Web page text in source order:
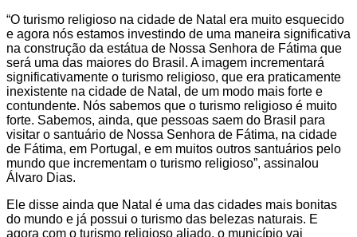
“O turismo religioso na cidade de Natal era muito esquecido
e agora nós estamos investindo de uma maneira significativa
na construção da estátua de Nossa Senhora de Fátima que
será uma das maiores do Brasil. A imagem incrementará
significativamente o turismo religioso, que era praticamente
inexistente na cidade de Natal, de um modo mais forte e
contundente. Nós sabemos que o turismo religioso é muito
forte. Sabemos, ainda, que pessoas saem do Brasil para
visitar o santuário de Nossa Senhora de Fátima, na cidade
de Fátima, em Portugal, e em muitos outros santuários pelo
mundo que incrementam o turismo religioso”, assinalou
Álvaro Dias.
Ele disse ainda que Natal é uma das cidades mais bonitas
do mundo e já possui o turismo das belezas naturais. E
agora com o turismo religioso aliado, o município vai